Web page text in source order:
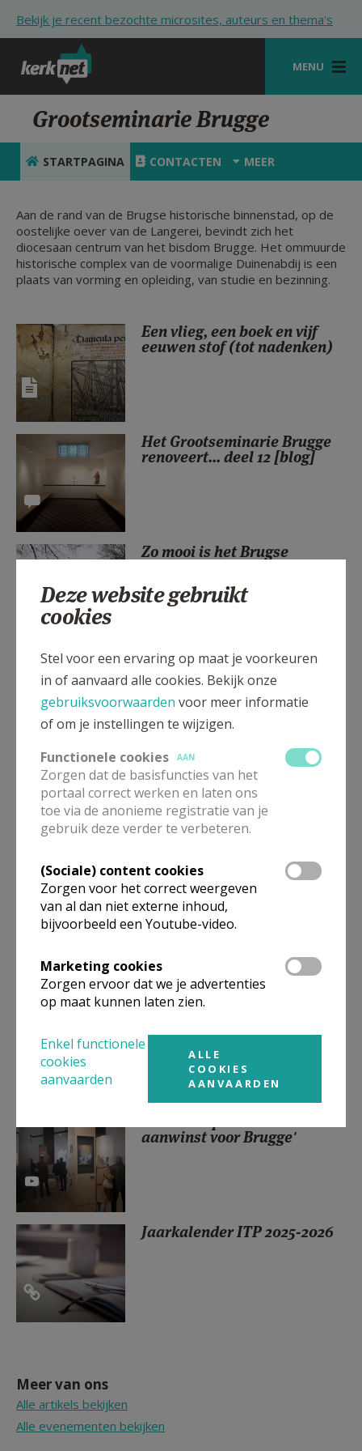
Bekijk je recent bezochte microsites, auteurs en thema's
MENU
STARTPAGINA
VIERINGEN
SHOP
ZOEKEN
HULP
MIJN PAROCHIE
AANMELDEN OF REGISTREREN
Grootseminarie Brugge
STARTPAGINA CONTACTEN MEER
Aan de rand van de Brugse historische binnenstad, op de
oostelijke oever van de Langerei, bevindt zich het
diocesaan centrum van het bisdom Brugge. Het ommuurde
historische complex van de voormalige Duinenabdij is een
plaats van vorming en opleiding, van studie en bezinning.
Een vlieg, een boek en vijf
eeuwen stof (tot nadenken)
Het Grootseminarie Brugge
renoveert... deel 12 [blog]
Zo mooi is het Brugse
fotoreeks
Ontdek de bibliotheek van
het Grootseminarie
Rondleidingen
Grootseminarie Brugge
Data dubbelenverkoop 2026
(Klein Pand)
Grootseminarie en Provincie
voor
aanwinst voor Brugge'
Jaarkalender ITP 2025-2026
Meer van ons
Alle artikels bekijken
Alle evenementen bekijken
Deze website gebruikt
cookies
Stel voor een ervaring op maat je voorkeuren
in of aanvaard alle cookies. Bekijk onze
gebruiksvoorwaarden voor meer informatie
of om je instellingen te wijzigen.
Functionele cookies
AAN
Zorgen dat de basisfuncties van het
portaal correct werken en laten ons
toe via de anonieme registratie van je
gebruik deze verder te verbeteren.
(Sociale) content cookies
Zorgen voor het correct weergeven
van al dan niet externe inhoud,
bijvoorbeeld een Youtube-video.
Marketing cookies
Zorgen ervoor dat we je advertenties
op maat kunnen laten zien.
Enkel functionele
cookies
aanvaarden
ALLE
COOKIES
AANVAARDEN